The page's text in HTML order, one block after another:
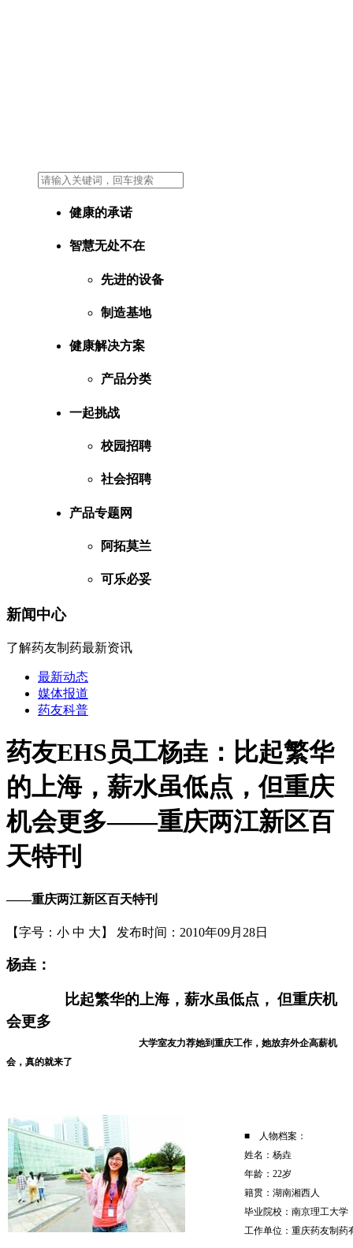
健康的承诺
智慧无处不在
先进的设备
制造基地
健康解决方案
产品分类
一起挑战
校园招聘
社会招聘
产品专题网
阿拓莫兰
可乐必妥
新闻中心
了解药友制药最新资讯
最新动态
媒体报道
药友科普
药友EHS员工杨垚：比起繁华
的上海，薪水虽低点，但重庆
机会更多——重庆两江新区百
天特刊
——重庆两江新区百天特刊
【字号： 小 中 大 】 发布时间：2010年09月28日
杨垚：
比起繁华的上海，薪水虽低点， 但重庆机
会更多
大学室友力荐她到重庆工作，她放弃外企高薪机
会，真的就来了
■
人物档案：
姓名：杨垚
年龄：22岁
籍贯：湖南湘西人
毕业院校：南京理工大学
工作单位：重庆药友制药